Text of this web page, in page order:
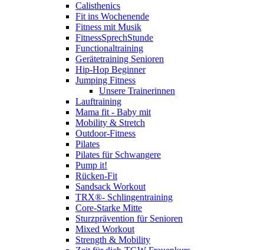
Calisthenics
Fit ins Wochenende
Fitness mit Musik
FitnessSprechStunde
Functionaltraining
Gerätetraining Senioren
Hip-Hop Beginner
Jumping Fitness
Unsere Trainerinnen
Lauftraining
Mama fit - Baby mit
Mobility & Stretch
Outdoor-Fitness
Pilates
Pilates für Schwangere
Pump it!
Rücken-Fit
Sandsack Workout
TRX®- Schlingentraining
Core-Starke Mitte
Sturzprävention für Senioren
Mixed Workout
Strength & Mobility